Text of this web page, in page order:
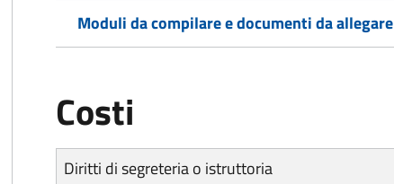
Moduli da compilare e documenti da allegare
Costi
Diritti di segreteria o istruttoria